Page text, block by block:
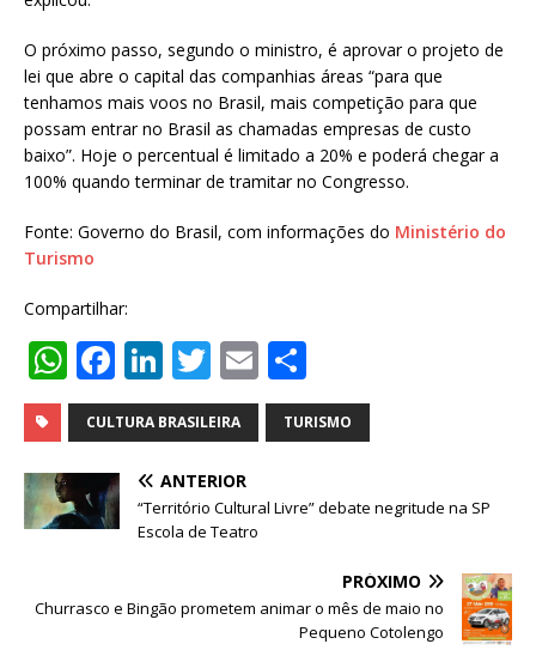
O próximo passo, segundo o ministro, é aprovar o projeto de
lei que abre o capital das companhias áreas “para que
tenhamos mais voos no Brasil, mais competição para que
possam entrar no Brasil as chamadas empresas de custo
baixo”. Hoje o percentual é limitado a 20% e poderá chegar a
100% quando terminar de tramitar no Congresso.
Fonte: Governo do Brasil, com informações do Ministério do
Turismo
Compartilhar:
W
h
at
s
A
F
a
c
e
b
o
o
k
Li
n
k
e
dI
n
T
w
it
te
r
E
m
ai
h
ar
CULTURA BRASILEIRA TURISMO
ANTERIOR
“Território Cultural Livre” debate negritude na SP
Escola de Teatro
PRÓXIMO
Churrasco e Bingão prometem animar o mês de maio no
Pequeno Cotolengo